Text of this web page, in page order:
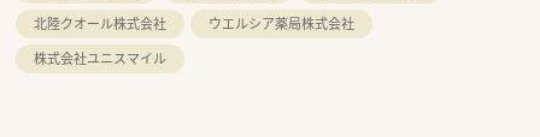
北陸クオール株式会社
ウエルシア薬局株式会社
株式会社ユニスマイル